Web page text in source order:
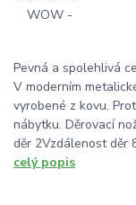
Pevná a spolehlivá
V moderním
vyrobené z kovu.
nábytku. Děrovací
děr 2Vzdálenost děr
celý popis